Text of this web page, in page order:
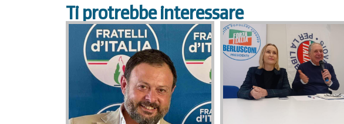
Ti protrebbe interessare